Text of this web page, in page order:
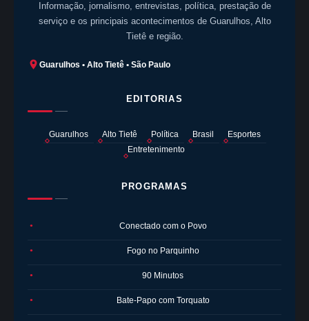
Informação, jornalismo, entrevistas, política, prestação de
serviço e os principais acontecimentos de Guarulhos, Alto
Tietê e região.
Guarulhos • Alto Tietê • São Paulo
EDITORIAS
Guarulhos Alto Tietê Política Brasil
Esportes
Entretenimento
PROGRAMAS
● Conectado com o Povo
● Fogo no Parquinho
● 90 Minutos
● Bate-Papo com Torquato